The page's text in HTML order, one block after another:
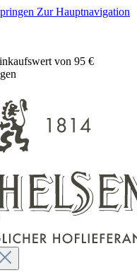
Zur Hauptnavigation
von 95 €